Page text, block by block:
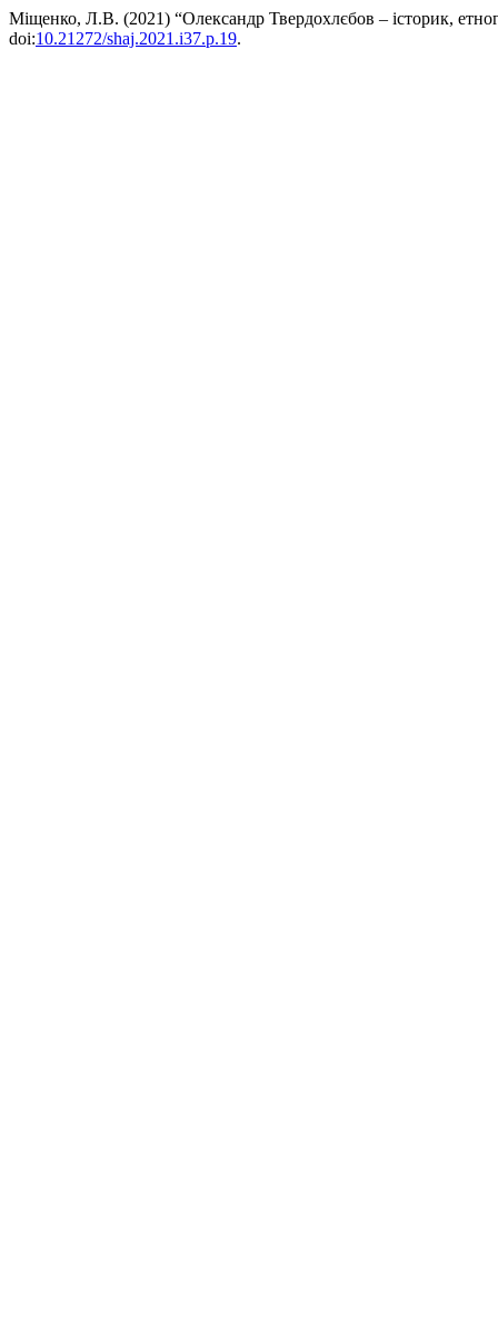
Міщенко, Л.В. (2021) “Олександр Твердохлєбов – історик,
doi:10.21272/shaj.2021.i37.p.19.